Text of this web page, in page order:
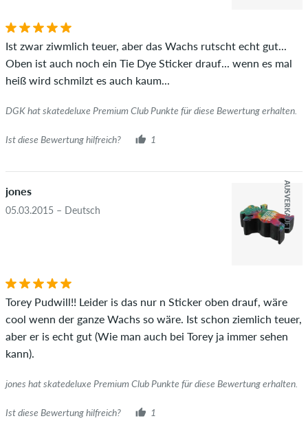
Ob die Bewertung von einer Person stammt, die diesen
Artikel wirklich gekauft hat, erkennst du am grünen Haken
neben dem Namen mit dem Zusatz "Verifizierter Kauf". Bei
diesen Personen wurde der Kauf anhand ihrer Bestellungen
überprüft. Bei Bewertungen ohne grünen Haken, können wir
wirklich besitzen oder besessen haben.
Ist zwar ziwmlich teuer, aber das Wachs rutscht echt gut...
Oben ist auch noch ein Tie Dye Sticker drauf... wenn es mal
heiß wird schmilzt es auch kaum...
DGK hat skatedeluxe Premium Club Punkte für diese Bewertung erhalten.
Ist diese Bewertung hilfreich? 1
jones
05.03.2015 – Deutsch AUSVERKAUFT
Torey Pudwill!! Leider is das nur n Sticker oben drauf, wäre
cool wenn der ganze Wachs so wäre. Ist schon ziemlich teuer,
aber er is echt gut (Wie man auch bei Torey ja immer sehen
kann).
jones hat skatedeluxe Premium Club Punkte für diese Bewertung erhalten.
Ist diese Bewertung hilfreich? 1